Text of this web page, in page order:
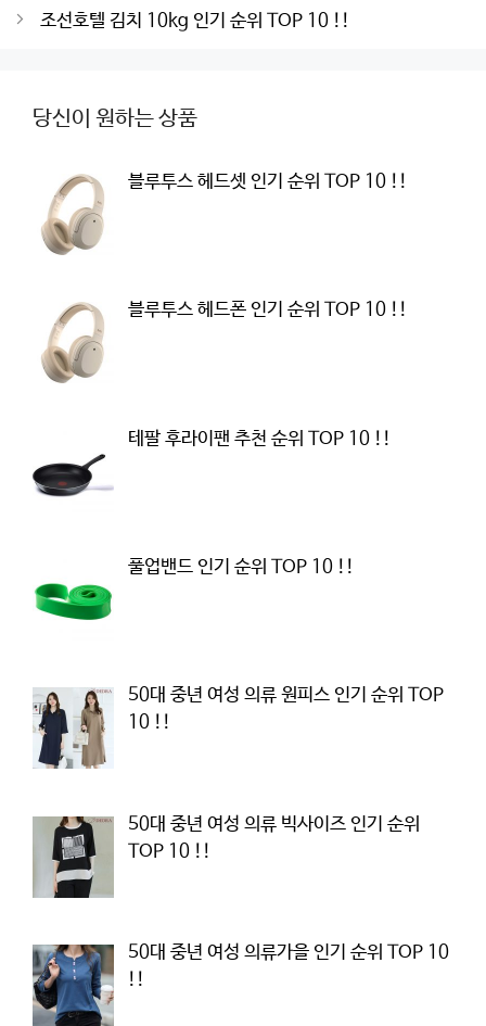
navigation
조선호텔 김치 10kg 인기 순위 TOP 10 !!
당신이 원하는 상품
블루투스 헤드셋 인기 순위 TOP 10 !!
블루투스 헤드폰 인기 순위 TOP 10 !!
테팔 후라이팬 추천 순위 TOP 10 !!
풀업밴드 인기 순위 TOP 10 !!
50대 중년 여성 의류 원피스 인기 순위 TOP
10 !!
50대 중년 여성 의류 빅사이즈 인기 순위
TOP 10 !!
50대 중년 여성 의류가을 인기 순위 TOP 10
!!